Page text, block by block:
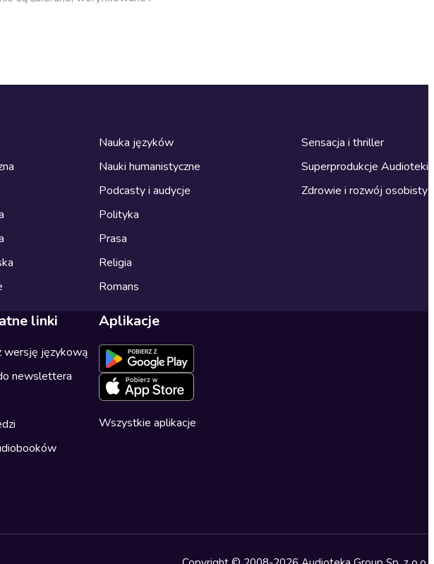
Nauka języków
Nauki humanistyczne
Podcasty i audycje
Polityka
Prasa
Religia
Romans
Sensacja i thriller
Superprodukcje Audioteki
Zdrowie i rozwój osobisty
linki
wersję językową
newslettera
Aplikacje
Wszystkie aplikacje